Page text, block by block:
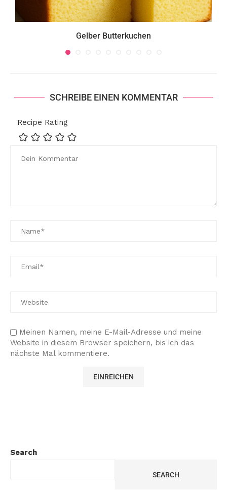
Gelber Butterkuchen
SCHREIBE EINEN KOMMENTAR
Recipe Rating
Meinen Namen, meine E-Mail-Adresse und meine
Website in diesem Browser speichern, bis ich das
nächste Mal kommentiere.
Search
SEARCH